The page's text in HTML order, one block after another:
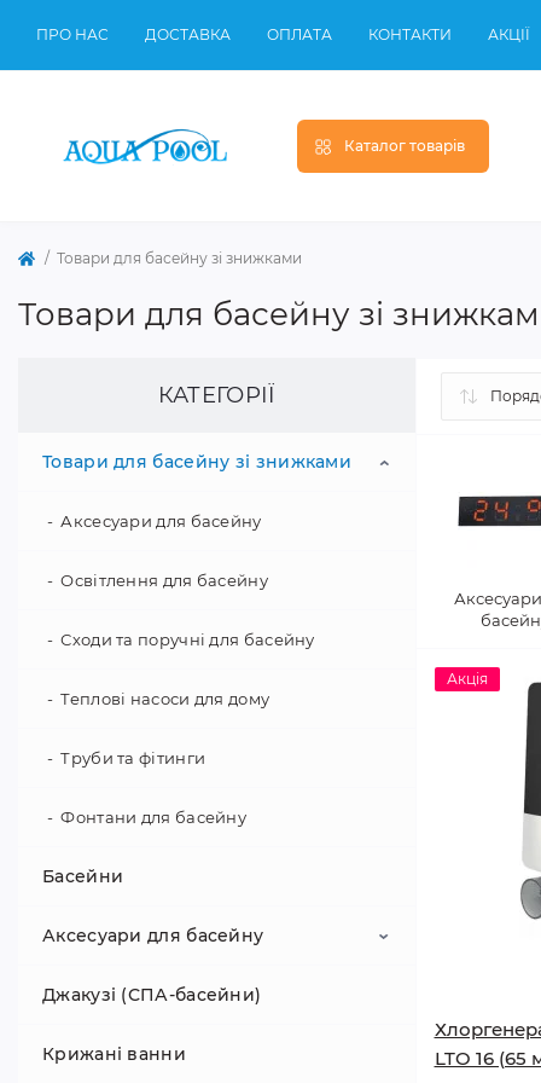
ПРО НАС ДОСТАВКА ОПЛАТА КОНТАКТИ АКЦІЇ
Каталог товарів
Товари для басейну зі знижками
Товари для басейну зі
КАТЕГОРІЇ
Товари для басейну зі знижками
Аксесуари для басейну
Освітлення для басейну
Сходи та поручні для басейну
Теплові насоси для дому
Труби та фітинги
Фонтани для басейну
Басейни
Аксесуари для басейну
Аквафітнес і відпочинок на воді
Аксесуари
Джакузі (СПА-басейни)
Крижані ванни
Акція
LTO 16 (65